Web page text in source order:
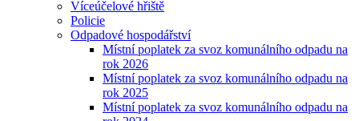
Víceúčelové hřiště
Policie
Odpadové hospodářství
Místní poplatek za svoz komunálního odpadu na
rok 2026
Místní poplatek za svoz komunálního odpadu na
rok 2025
Místní poplatek za svoz komunálního odpadu na